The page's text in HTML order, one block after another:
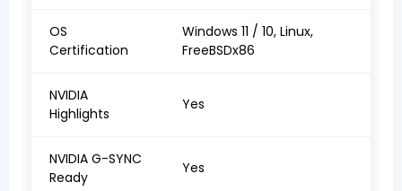
OS
Certification
Windows 11 / 10, Linux,
FreeBSDx86
NVIDIA
Highlights
Yes
NVIDIA G-SYNC
Ready
Yes